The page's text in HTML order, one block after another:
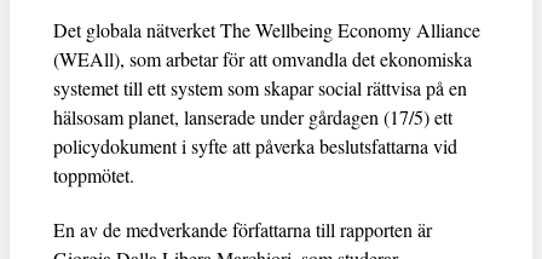
Det globala nätverket The Wellbeing Economy Alliance
(WEAll), som arbetar för att omvandla det ekonomiska
systemet till ett system som skapar social rättvisa på en
hälsosam planet, lanserade under gårdagen (17/5) ett
policydokument i syfte att påverka beslutsfattarna vid
toppmötet.
En av de medverkande författarna till rapporten är